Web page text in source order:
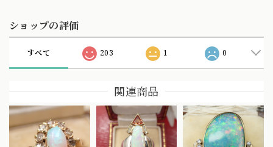
ショップの評価
すべて 203 1 0
関連商品